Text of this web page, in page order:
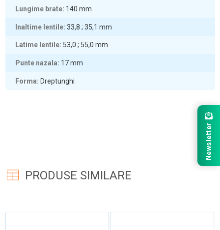
Lungime brate 140 mm
Inaltime lentile 33,8 ; 35,1 mm
Latime lentile 53,0 ; 55,0 mm
Punte nazala 17mm
Forma Dreptunghi
PRODUSE SIMILARE
Newsletter